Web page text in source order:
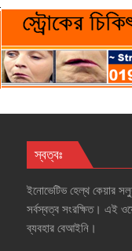
স্বত্বঃ
ইনোভেটিভ হেল্‌থ
সর্বস্বত্ব সংরক্ষিত। এই
ব্যবহার বেআইনি।